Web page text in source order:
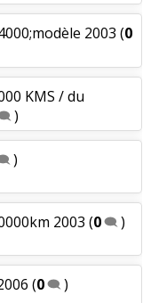
2003 (0
KMS / du
)
)
2003 (0 )
(0 )